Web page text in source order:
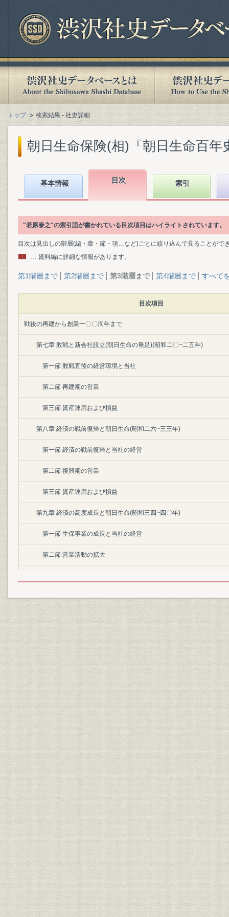
トップ 検索結果 - 社史詳細
朝日生命保険(相)『朝日生命百年
基本情報 目次 索引
"若原泰之"の索引語が書かれている目次項目はハイライトされています。
目次は見出しの階層(編・章・節・項…など)ごとに絞り込んで見ることがで
… 資料編に詳細な情報があります。
第1階層まで 第2階層まで 第3階層まで 第4階層まで すべて
目次項目
戦後の再建から創業一〇〇周年まで
第七章 敗戦と新会社設立(朝日生命の発足)(昭和二〇~二五年)
第一節 敗戦直後の経営環境と当社
第二節 再建期の営業
第三節 資産運用および損益
第八章 経済の戦前復帰と朝日生命(昭和二六~三三年)
第一節 経済の戦前復帰と当社の経営
第二節 復興期の営業
第三節 資産運用および損益
第九章 経済の高度成長と朝日生命(昭和三四~四〇年)
第一節 生保事業の成長と当社の経営
第二節 営業活動の拡大
第一〇章 経済の高度成長から安定成長への移行と朝日生命(昭和四一~
第一節 環境の変化と当社の経営
第二節 営業体制の整備と拡充
第三節 資産運用および損益
第一一章 金融の自由化・国際化と朝日生命(昭和五〇年~)
第一節 業界環境の新たな展開と当社
第二節 営業面の充実と進展
第三節 資産運用および損益
終章
補章 従業員福祉と社会公共活動
第一節 帝国生命時代
第二節 朝日生命時代
余録
18 “「朝日生命」命名のいわれ”
19 “敗戦後募集員はブラックマーケッターに走った”
20 “「煙突一本一千万」の合言葉”